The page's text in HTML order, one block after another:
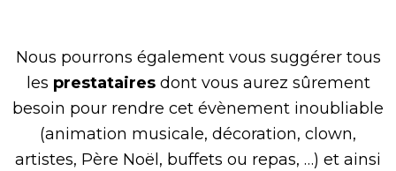
Nous pourrons également vous suggérer tous
les prestatairesdont vous aurez sûrement
besoin pour rendre cet évènement inoubliable
(animation musicale, décoration, clown,
artistes, Père Noël, buffets ou repas, …) et ainsi